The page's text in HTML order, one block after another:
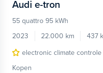
Audi e-tron
55 quattro 95 kWh
2023
22.000 km 437
electronic climate controle
Kopen